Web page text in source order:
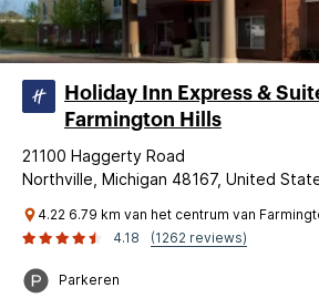
Holiday Inn Express &
Farmington Hills
21100 Haggerty Road
Northville, Michigan 48167, United
4.22 6.79 km van het centrum van
4.18
(1262 reviews)
Parkeren